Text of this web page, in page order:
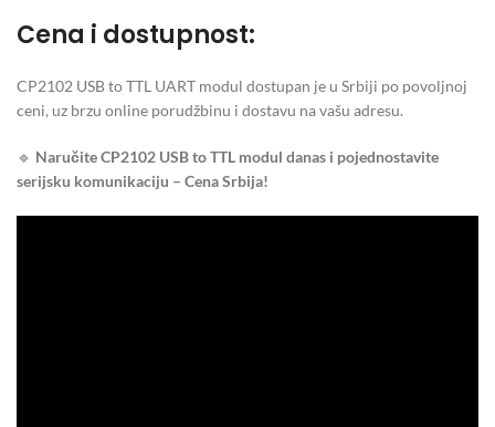
Cena i dostupnost:
CP2102 USB to TTL UART modul dostupan je u Srbiji po povoljnoj
ceni, uz brzu online porudžbinu i dostavu na vašu adresu.
🔹 Naručite CP2102 USB to TTL modul danas i pojednostavite
serijsku komunikaciju – Cena Srbija!